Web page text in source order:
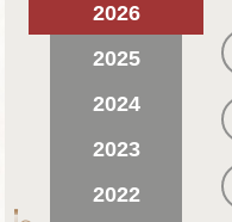
2026
2025
2024
2023
2022